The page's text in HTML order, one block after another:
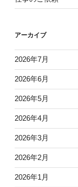
アーカイブ
2026年7月
2026年6月
2026年5月
2026年4月
2026年3月
2026年2月
2026年1月